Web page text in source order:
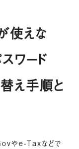
使えな
ワード
え手順と
やe-Taxなどで